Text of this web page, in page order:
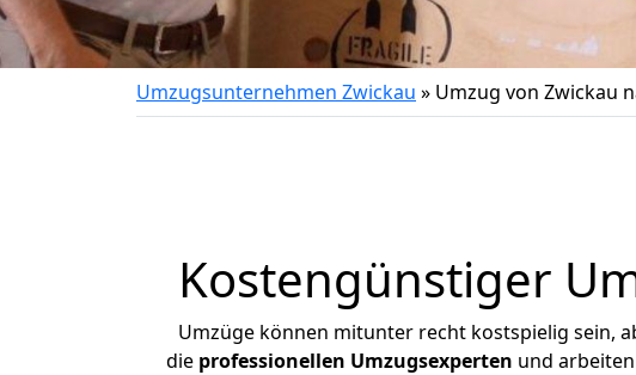
Umzugsunternehmen Zwickau » Umzug von Zwickau
Kostengünstiger
Umzüge können mitunter recht kostspielig sein,
die professionellen Umzugsexperten und